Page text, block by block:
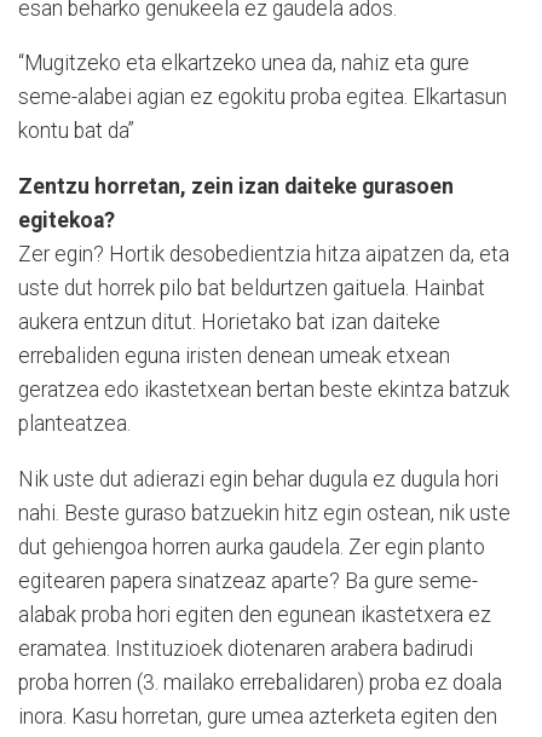
esan beharko genukeela ez gaudela ados.
“Mugitzeko eta elkartzeko unea da, nahiz eta gure
seme-alabei agian ez egokitu proba egitea. Elkartasun
kontu bat da”
Zentzu horretan, zein izan daiteke gurasoen
egitekoa?
Zer egin? Hortik desobedientzia hitza aipatzen da, eta
uste dut horrek pilo bat beldurtzen gaituela. Hainbat
aukera entzun ditut. Horietako bat izan daiteke
errebaliden eguna iristen denean umeak etxean
geratzea edo ikastetxean bertan beste ekintza batzuk
planteatzea.
Nik uste dut adierazi egin behar dugula ez dugula hori
nahi. Beste guraso batzuekin hitz egin ostean, nik uste
dut gehiengoa horren aurka gaudela. Zer egin planto
egitearen papera sinatzeaz aparte? Ba gure seme-
alabak proba hori egiten den egunean ikastetxera ez
eramatea. Instituzioek diotenaren arabera badirudi
proba horren (3. mailako errebalidaren) proba ez doala
inora. Kasu horretan, gure umea azterketa egiten den